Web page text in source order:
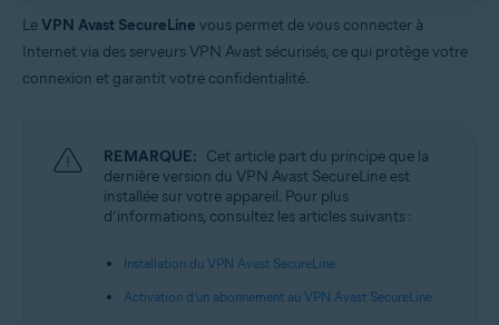
Apple iOS 14.0 ou versions ultérieures
LeVPN Avast SecureLine vous permet de vous connecter à
Internet via des serveurs VPN Avast sécurisés, ce qui protège votre
connexion et garantit votre confidentialité.
REMARQUE: Cet article part du principe que la
dernière version du VPN Avast SecureLine est
installée sur votre appareil. Pour plus
d’informations, consultez les articles suivants :
Installation du VPN Avast SecureLine
Activation d’un abonnement au VPN Avast SecureLine